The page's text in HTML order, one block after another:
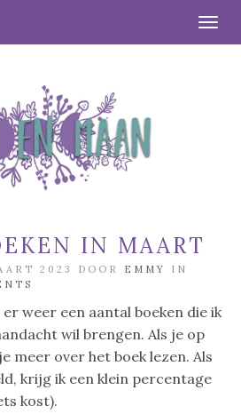
IN MAART
2023 DOOR EMMY
IN
weer een aantal boeken die ik
wil brengen. Als je op
meer over het boek lezen. Als
krijg ik een klein percentage
kost).